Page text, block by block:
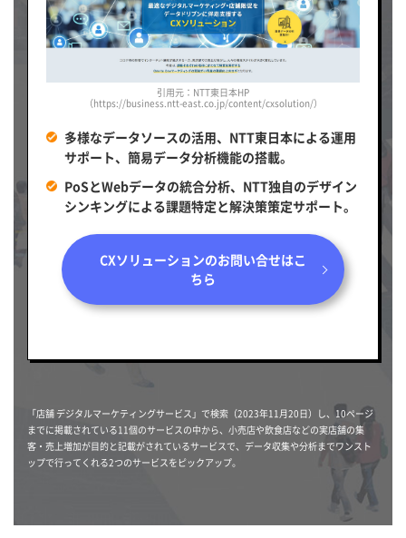
引用元：NTT東日本HP
（https://business.ntt-east.co.jp/content/cxsolution/）
多様なデータソースの活用、NTT東日本による運用
サポート、簡易データ分析機能の搭載。
PoSとWebデータの統合分析、NTT独自のデザイン
シンキングによる課題特定と解決策策定サポート。
CXソリューションのお問い合せはこ
ちら
「店舗 デジタルマーケティングサービス」で検索（2023年11月20日）し、10ページ
までに掲載されている11個のサービスの中から、小売店や飲食店などの実店舗の集
客・売上増加が目的と記載がされているサービスで、データ収集や分析までワンスト
ップで行ってくれる2つのサービスをピックアップ。